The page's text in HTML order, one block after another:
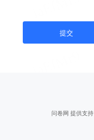
提交
问卷网 提供支持